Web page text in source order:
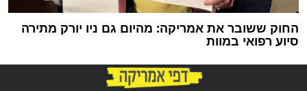
החוק ששובר את אמריקה: מהיום גם ניו יורק מתירה
סיוע רפואי במוות